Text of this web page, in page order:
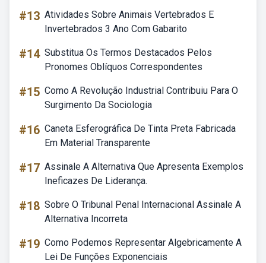
#13 Atividades Sobre Animais Vertebrados E
Invertebrados 3 Ano Com Gabarito
#14 Substitua Os Termos Destacados Pelos
Pronomes Oblíquos Correspondentes
#15 Como A Revolução Industrial Contribuiu Para O
Surgimento Da Sociologia
#16 Caneta Esferográfica De Tinta Preta Fabricada
Em Material Transparente
#17 Assinale A Alternativa Que Apresenta Exemplos
Ineficazes De Liderança.
#18 Sobre O Tribunal Penal Internacional Assinale A
Alternativa Incorreta
#19 Como Podemos Representar Algebricamente A
Lei De Funções Exponenciais